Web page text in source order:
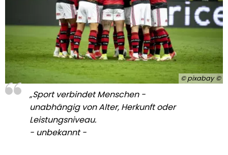
© pixabay
„Sport verbindet Menschen -
unabhängig von Alter, Herkunft oder
Leistungsniveau.
- unbekannt -